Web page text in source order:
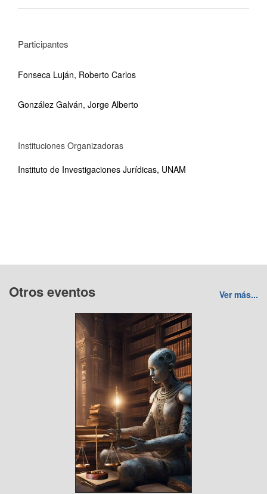
Participantes
Fonseca Luján, Roberto Carlos
González Galván, Jorge Alberto
Instituciones Organizadoras
Instituto de Investigaciones Jurídicas, UNAM
Otros eventos Ver más...